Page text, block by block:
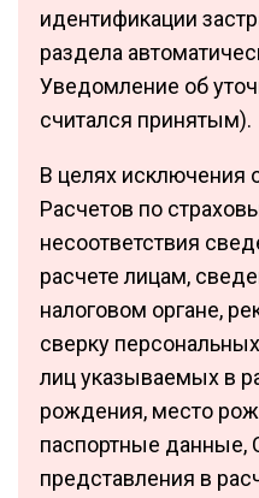
идентификации
раздела
Уведомление об
считался принятым).
В целях исключения
Расчетов по
несоответствия
расчете лицам,
налоговом органе,
сверку
лиц указываемых в
рождения, место
паспортные
представления в